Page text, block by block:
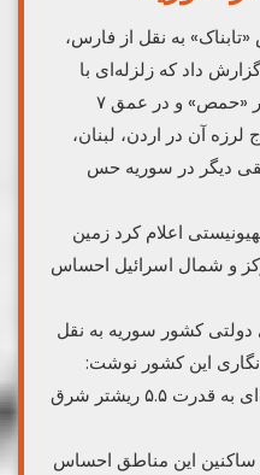
به نقل از فارس،
داد که زلزله‌ای با
قدرت ۵.۶ ریشتر در نزدیکی شهر «حمص» و در عمق ۷
آن در اردن، لبنان،
دیگر در سوریه حس
شبکه ۱۴ رژیم صهیونیستی اعلام کرد زمین
و شمال اسرائیل احساس
دولتی کشور سوریه به نقل
این کشور نوشت:
«ساعت ۲۳:۵۶ بود که زمین‌لرزه‌ای به قدرت ۵.۵ ریشتر شرق
ساکنین این مناطق احساس